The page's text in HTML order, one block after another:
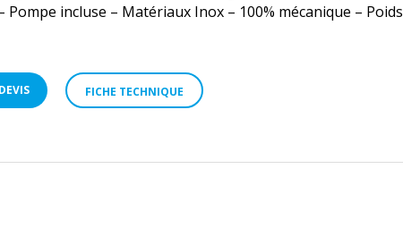
Pompe incluse – Matériaux Inox – 100% mécanique – Poids
FICHE TECHNIQUE